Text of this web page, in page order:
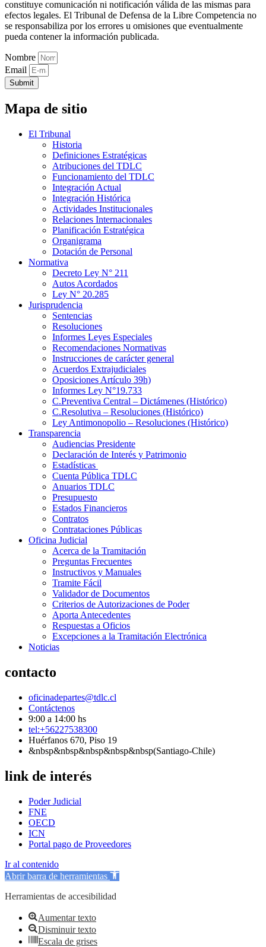
constituye comunicación ni notificación válida de las mismas para
efectos legales. El Tribunal de Defensa de la Libre Competencia no
se responsabiliza por los errores u omisiones que eventualmente
pueda contener la información publicada.
Nombre
Email
Submit
Mapa de sitio
El Tribunal
Historia
Definiciones Estratégicas
Atribuciones del TDLC
Funcionamiento del TDLC
Integración Actual
Integración Histórica
Actividades Institucionales
Relaciones Internacionales
Planificación Estratégica
Organigrama
Dotación de Personal
Normativa
Decreto Ley N° 211
Autos Acordados
Ley N° 20.285
Jurisprudencia
Sentencias
Resoluciones
Informes Leyes Especiales
Recomendaciones Normativas
Instrucciones de carácter general
Acuerdos Extrajudiciales
Oposiciones Artículo 39h)
Informes Ley N°19.733
C.Preventiva Central – Dictámenes (Histórico)
C.Resolutiva – Resoluciones (Histórico)
Ley Antimonopolio – Resoluciones (Histórico)
Transparencia
Audiencias Presidente
Declaración de Interés y Patrimonio
Estadísticas
Cuenta Pública TDLC
Anuarios TDLC
Presupuesto
Estados Financieros
Contratos
Contrataciones Públicas
Oficina Judicial
Acerca de la Tramitación
Preguntas Frecuentes
Instructivos y Manuales
Tramite Fácil
Validador de Documentos
Criterios de Autorizaciones de Poder
Aporta Antecedentes
Respuestas a Oficios
Excepciones a la Tramitación Electrónica
Noticias
contacto
oficinadepartes@tdlc.cl
Contáctenos
9:00 a 14:00 hs
tel:+56227538300
Huérfanos 670, Piso 19
&nbsp&nbsp&nbsp&nbsp&nbsp(Santiago-Chile)
link de interés
Poder Judicial
FNE
OECD
ICN
Portal pago de Proveedores
Ir al contenido
Abrir barra de herramientas
Herramientas de accesibilidad
Aumentar texto
Disminuir texto
Escala de grises